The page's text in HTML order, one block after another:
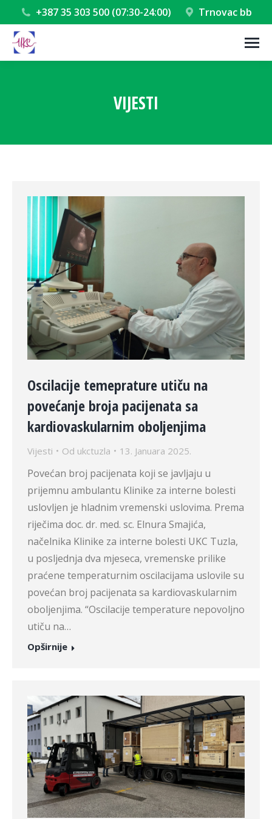
+387 35 303 500 (07:30-24:00) Trnovac bb
VIJESTI
Oscilacije temeprature utiču na
povećanje broja pacijenata sa
kardiovaskularnim oboljenjima
Vijesti Od ukctuzla 13. Januara 2025.
Povećan broj pacijenata koji se javljaju u
prijemnu ambulantu Klinike za interne bolesti
uslovljen je hladnim vremenski uslovima. Prema
riječima doc. dr. med. sc. Elnura Smajića,
načelnika Klinike za interne bolesti UKC Tuzla,
u posljednja dva mjeseca, vremenske prilike
praćene temperaturnim oscilacijama uslovile su
povećan broj pacijenata sa kardiovaskularnim
oboljenjima. “Oscilacije temperature nepovoljno
utiču na…
Opširnije